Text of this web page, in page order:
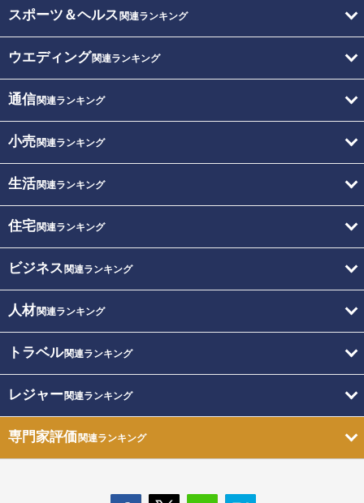
スポーツ＆ヘルス 関連ランキング
ウエディング関連ランキング
通信関連ランキング
小売関連ランキング
生活関連ランキング
住宅関連ランキング
ビジネス 関連ランキング
人材関連ランキング
トラベル関連ランキング
レジャー関連ランキング
専門家評価関連ランキング